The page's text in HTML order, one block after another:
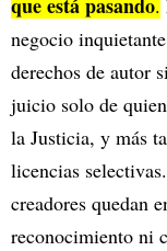
.
negocio
derechos de autor
juicio solo de
la Justicia, y más
licencias
creadores quedan
reconocimiento ni